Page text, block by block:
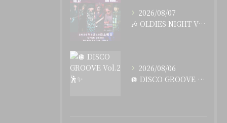
2026/08/07
🎶 OLDIES NIGHT Vol.67 開催決定！ 🎶
2026/08/06
🪩 DISCO GROOVE Vol.2 🕺✨